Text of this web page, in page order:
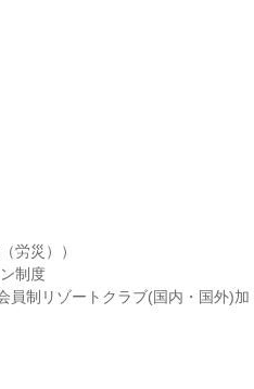
労災））
制度
員制リゾートクラブ(国内・国外)加